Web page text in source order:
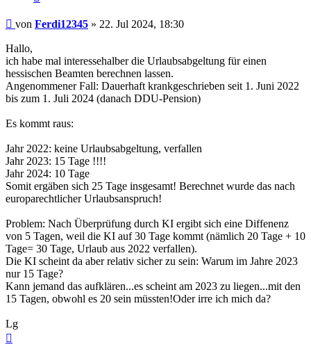
Beitrag
von Ferdi12345 » 22. Jul 2024, 18:30
Hallo,
ich habe mal interessehalber die Urlaubsabgeltung für einen
hessischen Beamten berechnen lassen.
Angenommener Fall: Dauerhaft krankgeschrieben seit 1. Juni 2022
bis zum 1. Juli 2024 (danach DDU-Pension)
Es kommt raus:
Jahr 2022: keine Urlaubsabgeltung, verfallen
Jahr 2023: 15 Tage !!!!
Jahr 2024: 10 Tage
Somit ergäben sich 25 Tage insgesamt! Berechnet wurde das nach
europarechtlicher Urlaubsanspruch!
Problem: Nach Überprüfung durch KI ergibt sich eine Diffenenz
von 5 Tagen, weil die KI auf 30 Tage kommt (nämlich 20 Tage + 10
Tage= 30 Tage, Urlaub aus 2022 verfallen).
Die KI scheint da aber relativ sicher zu sein: Warum im Jahre 2023
nur 15 Tage?
Kann jemand das aufklären...es scheint am 2023 zu liegen...mit den
15 Tagen, obwohl es 20 sein müssten!Oder irre ich mich da?
Lg